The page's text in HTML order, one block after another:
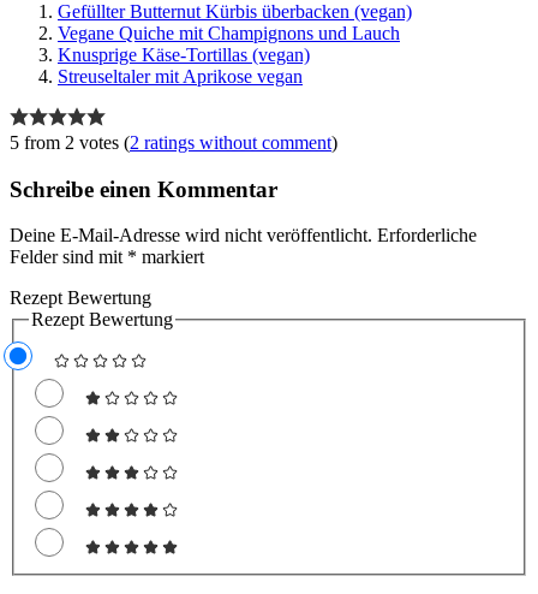
Gefüllter Butternut Kürbis überbacken (vegan)
Vegane Quiche mit Champignons und Lauch
Knusprige Käse-Tortillas (vegan)
Streuseltaler mit Aprikose vegan
5 from 2 votes (2 ratings without comment)
Schreibe einen Kommentar
Deine E-Mail-Adresse wird nicht veröffentlicht. Erforderliche
Felder sind mit * markiert
Rezept Bewertung
Rezept Bewertung